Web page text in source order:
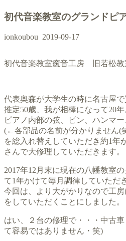
初代音楽教室のグランドピ
ionkoubou 2019-09-17
初代音楽教室癒音工房 旧若松教
代表奥森が大学生の時に名古屋で
推定50歳、我が相棒になって20年
ピアノ内部の弦、ピン、ハンマ
(←各部品の名前が分かりません(
を総入れ替えしていただき約1年
さんで大修理していただきます。
2017年12月末に現在の八幡教室
て1年かけて毎月調律していただ
今回は、より大がかりなので工
をしていただくことにしました。
はい、２台の修理で・・・中古
て容易ではありません・笑)